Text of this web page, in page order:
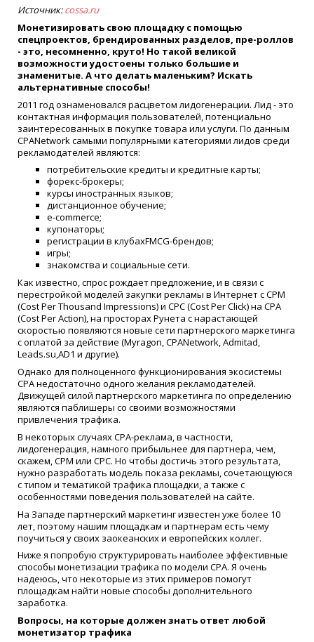
Источник:cossa.ru
Монетизировать свою площадку с помощью
спецпроектов, брендированных разделов, пре-роллов
- это, несомненно, круто! Но такой великой
возможности удостоены только большие и
знаменитые. А что делать маленьким? Искать
альтернативные способы!
2011 год ознаменовался расцветом лидогенерации. Лид - это
контактная информация пользователей, потенциально
заинтересованных в покупке товара или услуги. По данным
CPANetwork самыми популярными категориями лидов среди
рекламодателей являются:
потребительские кредиты и кредитные карты;
форекс-брокеры;
курсы иностранных языков;
дистанционное обучение;
e-commerce;
купонаторы;
регистрации в клубахFMCG-брендов;
игры;
знакомства и социальные сети.
Как известно, спрос рождает предложение, и в связи с
перестройкой моделей закупки рекламы в Интернет с CPM
(Cost Per Thousand Impressions) и CPC (Cost Per Click) на CPA
(Cost Per Action), на просторах Рунета с нарастающей
скоростью появляются новые сети партнерского маркетинга
с оплатой за действие (Myragon, CPANetwork, Admitad,
Leads.su,AD1 и другие).
Однако для полноценного функционирования экосистемы
CPA недостаточно одного желания рекламодателей.
Движущей силой партнерского маркетинга по определению
являются паблишеры со своими возможностями
привлечения трафика.
В некоторых случаях CPA-реклама, в частности,
лидогенерация, намного прибыльнее для партнера, чем,
скажем, CPM или CPC. Но чтобы достичь этого результата,
нужно разработать модель показа рекламы, сочетающуюся
с типом и тематикой трафика площадки, а также с
особенностями поведения пользователей на сайте.
На Западе партнерский маркетинг известен уже более 10
лет, поэтому нашим площадкам и партнерам есть чему
поучиться у своих заокеанских и европейских коллег.
Ниже я попробую структурировать наиболее эффективные
способы монетизации трафика по модели CPA. Я очень
надеюсь, что некоторые из этих примеров помогут
площадкам найти новые способы дополнительного
заработка.
Вопросы, на которые должен знать ответ любой
монетизатор трафика